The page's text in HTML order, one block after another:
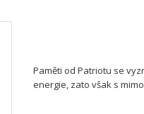
Paměti od Patriotu se
energie, zato však s